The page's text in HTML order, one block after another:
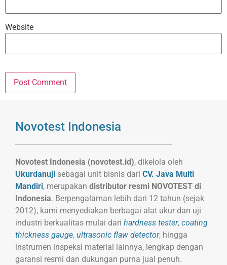
Website
Novotest Indonesia
Novotest Indonesia (novotest.id), dikelola oleh
Ukurdanuji sebagai unit bisnis dari CV. Java Multi
Mandiri, merupakan distributor resmi NOVOTEST di
Indonesia. Berpengalaman lebih dari 12 tahun (sejak
2012), kami menyediakan berbagai alat ukur dan uji
industri berkualitas mulai dari hardness tester, coating
thickness gauge, ultrasonic flaw detector, hingga
instrumen inspeksi material lainnya, lengkap dengan
garansi resmi dan dukungan purna jual penuh.